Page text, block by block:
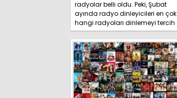
radyolar belli oldu. Peki, Şubat
ayında radyo dinleyicileri en çok
hangi radyoları dinlemeyi tercih
etti? İşte detaylar.....